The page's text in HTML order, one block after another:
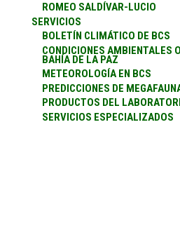
ROMEO SALDÍVAR-LUCIO
SERVICIOS
BOLETÍN CLIMÁTICO DE BCS
CONDICIONES AMBIENTALES
BAHÍA DE LA PAZ
METEOROLOGÍA EN BCS
PREDICCIONES DE
PRODUCTOS DEL
SERVICIOS ESPECIALIZADOS